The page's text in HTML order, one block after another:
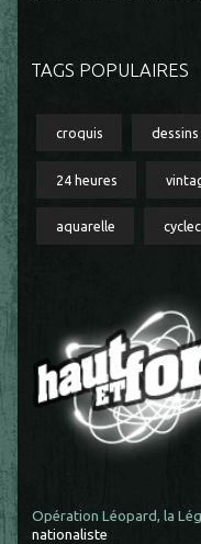
TAGS POPULAIRES
croquis dessins
24 heures
aquarelle
Opération Léopard, la
nationaliste